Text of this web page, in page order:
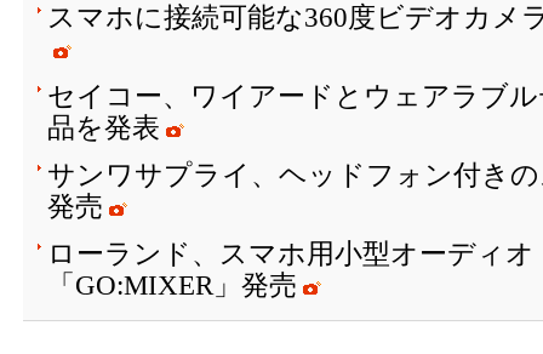
スマホに接続可能な360度ビデオカメ
セイコー、ワイアードとウェアラブ
品を発表
サンワサプライ、ヘッドフォン付き
発売
ローランド、スマホ用小型オーディ
「GO:MIXER」発売